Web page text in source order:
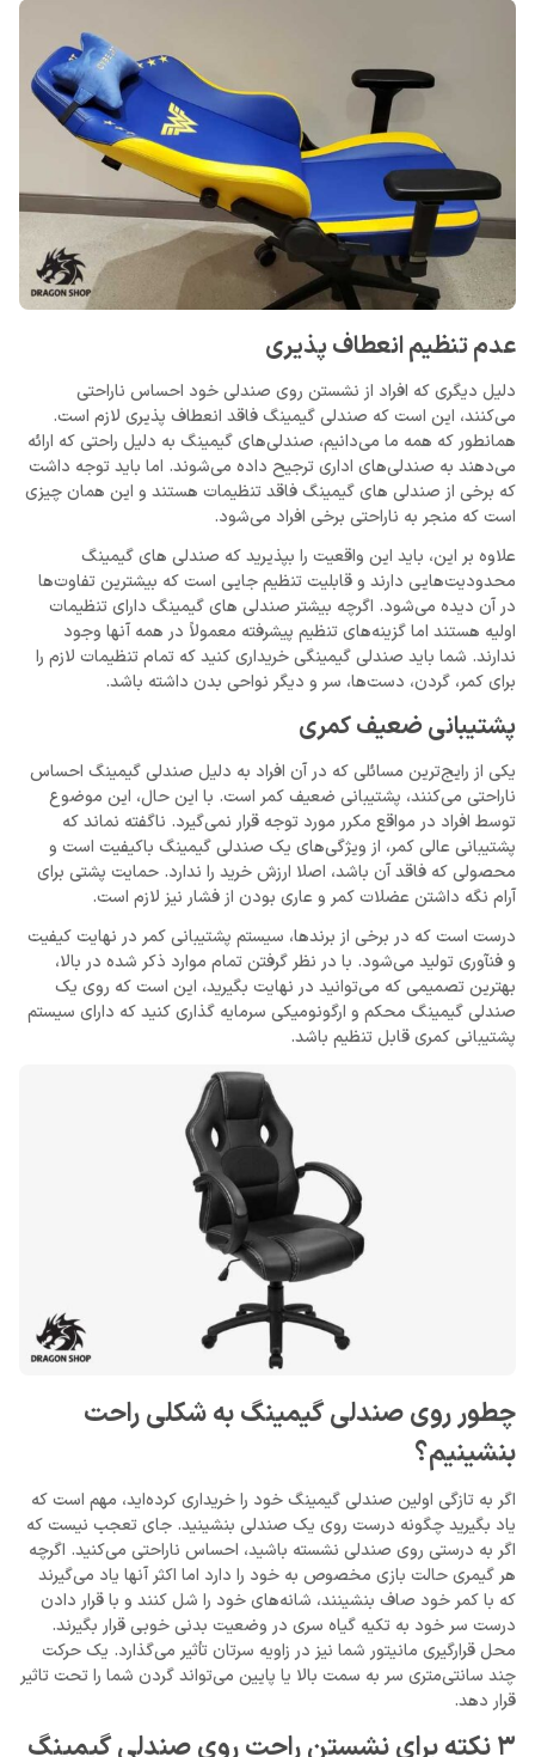
عدم تنظیم انعطاف پذیری
دلیل دیگری که افراد از نشستن روی صندلی خود احساس ناراحتی
می‌کنند، این است که صندلی گیمینگ فاقد انعطاف پذیری لازم است.
همانطور که همه ما می‌دانیم، صندلی‌های گیمینگ به دلیل راحتی که ارائه
می‌دهند به صندلی‌های اداری ترجیح داده می‌شوند. اما باید توجه داشت
که برخی از صندلی های گیمینگ فاقد تنظیمات هستند و این همان چیزی
است که منجر به ناراحتی برخی افراد می‌شود.
علاوه بر این، باید این واقعیت را بپذیرید که صندلی های گیمینگ
محدودیت‌هایی دارند و قابلیت تنظیم جایی است که بیشترین تفاوت‌ها
در آن دیده می‌شود. اگرچه بیشتر صندلی های گیمینگ دارای تنظیمات
اولیه هستند اما گزینه‌های تنظیم پیشرفته معمولاً در همه آنها وجود
ندارند. شما باید صندلی گیمینگی خریداری کنید که تمام تنظیمات لازم را
برای کمر، گردن، دست‌ها، سر و دیگر نواحی بدن داشته باشد.
پشتیبانی ضعیف کمری
یکی از رایج‌ترین مسائلی که در آن افراد به دلیل صندلی گیمینگ احساس
ناراحتی می‌کنند، پشتیبانی ضعیف کمر است. با این حال، این موضوع
توسط افراد در مواقع مکرر مورد توجه قرار نمی‌گیرد. ناگفته نماند که
پشتیبانی عالی کمر، از ویژگی‌های یک صندلی گیمینگ باکیفیت است و
محصولی که فاقد آن باشد، اصلا ارزش خرید را ندارد. حمایت پشتی برای
آرام نگه داشتن عضلات کمر و عاری بودن از فشار نیز لازم است.
درست است که در برخی از برند‌ها، سیستم پشتیبانی کمر در نهایت کیفیت
و فنآوری تولید می‌شود. با در نظر گرفتن تمام موارد ذکر شده در بالا،
بهترین تصمیمی که می‌توانید در نهایت بگیرید، این است که روی یک
صندلی گیمینگ محکم و ارگونومیکی سرمایه گذاری کنید که دارای سیستم
پشتیبانی کمری قابل تنظیم باشد.
چطور روی صندلی گیمینگ به شکلی راحت
بنشینیم؟
اگر به تازگی اولین صندلی گیمینگ خود را خریداری کرده‌اید، مهم است که
یاد بگیرید چگونه درست روی یک صندلی بنشینید. جای تعجب نیست که
اگر به درستی روی صندلی نشسته باشید، احساس ناراحتی می‌کنید. اگرچه
هر گیمری حالت بازی مخصوص به خود را دارد اما اکثر آنها یاد می‌گیرند
که با کمر خود صاف بنشینند، شانه‌های خود را شل کنند و با قرار دادن
درست سر خود به تکیه گیاه سری در وضعیت بدنی خوبی قرار بگیرند.
محل قرارگیری مانیتور شما نیز در زاویه سرتان تأثیر می‌گذارد. یک حرکت
چند سانتی‌متری سر به سمت بالا یا پایین می‌تواند گردن شما را تحت تاثیر
قرار دهد.
3 نکته برای نشستن راحت روی صندلی گیمینگ